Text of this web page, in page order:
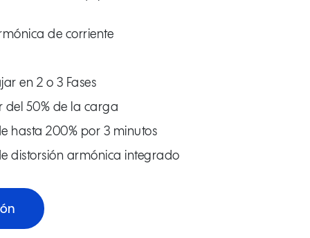
de corriente
en 2 o 3 Fases
del 50% de la carga
hasta 200% por 3 minutos
distorsión armónica integrado